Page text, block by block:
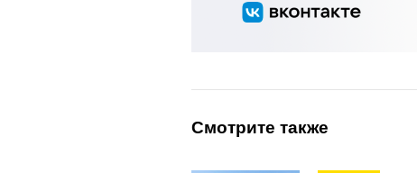
Смотрите также